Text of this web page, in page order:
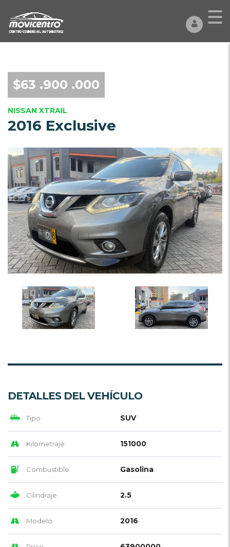
$63 .900 .000
NISSAN XTRAIL
2016 Exclusive
DETALLES DEL VEHÍCULO
Tipo SUV
Kilometraje 151000
Combustible Gasolina
Cilindraje 2.5
Modelo 2016